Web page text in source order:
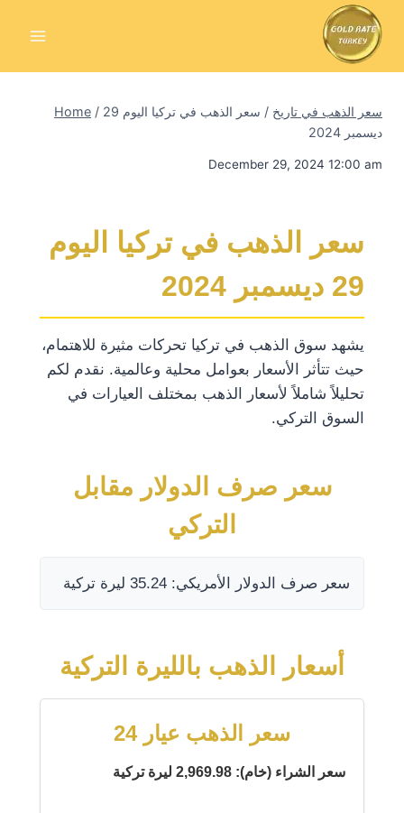
Home / سعر الذهب في تاريخ /
سعر الذهب في تركيا اليوم 29
ديسمبر 2024
December 29, 2024 12:00 am
سعر الذهب في تركيا اليوم
29 ديسمبر 2024
يشهد سوق الذهب في تركيا تحركات مثيرة للاهتمام،
حيث تتأثر الأسعار بعوامل محلية وعالمية. نقدم لكم
تحليلاً شاملاً لأسعار الذهب بمختلف العيارات في
السوق التركي.
سعر صرف الدولار مقابل
التركي
سعر صرف الدولار الأمريكي: 35.24 ليرة تركية
أسعار الذهب بالليرة التركية
سعر الذهب عيار 24
سعر الشراء (خام): 2,969.98 ليرة تركية